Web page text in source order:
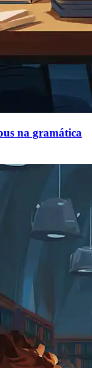
na gramática